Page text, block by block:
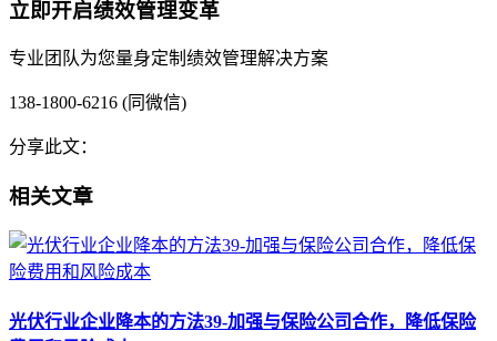
立即开启绩效管理变革
专业团队为您量身定制绩效管理解决方案
138-1800-6216 (同微信)
分享此文：
相关文章
光伏行业企业降本的方法39-加强与保险公司合作，降低保险